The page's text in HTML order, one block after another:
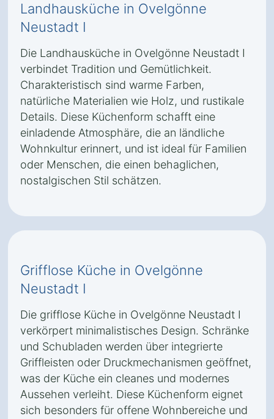
Landhausküche in Ovelgönne
Neustadt I
Die Landhausküche in Ovelgönne Neustadt I
verbindet Tradition und Gemütlichkeit.
Charakteristisch sind warme Farben,
natürliche Materialien wie Holz, und rustikale
Details. Diese Küchenform schafft eine
einladende Atmosphäre, die an ländliche
Wohnkultur erinnert, und ist ideal für Familien
oder Menschen, die einen behaglichen,
nostalgischen Stil schätzen.
Grifflose Küche in Ovelgönne
Neustadt I
Die grifflose Küche in Ovelgönne Neustadt I
verkörpert minimalistisches Design. Schränke
und Schubladen werden über integrierte
Griffleisten oder Druckmechanismen geöffnet,
was der Küche ein cleanes und modernes
Aussehen verleiht. Diese Küchenform eignet
sich besonders für offene Wohnbereiche und